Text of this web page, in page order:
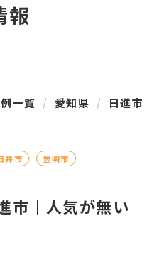
報
一覧 愛知県 日進市
井市 豊明市
市｜人気が無い